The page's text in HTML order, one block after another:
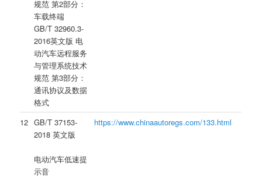
规范 第2部分：
车载终端
GB/T 32960.3-
2016英文版 电
动汽车远程服务
与管理系统技术
规范 第3部分：
通讯协议及数据
格式
12 GB/T 37153-
2018 英文版
电动汽车低速提
示音
https://www.chinaautoregs.com/133.html